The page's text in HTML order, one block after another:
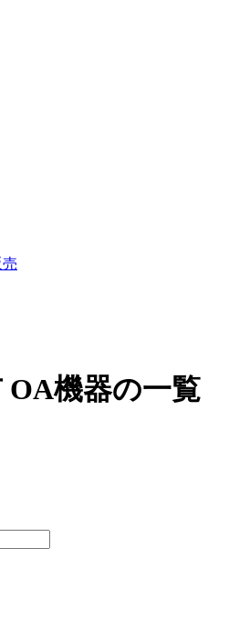
OA機器の一覧